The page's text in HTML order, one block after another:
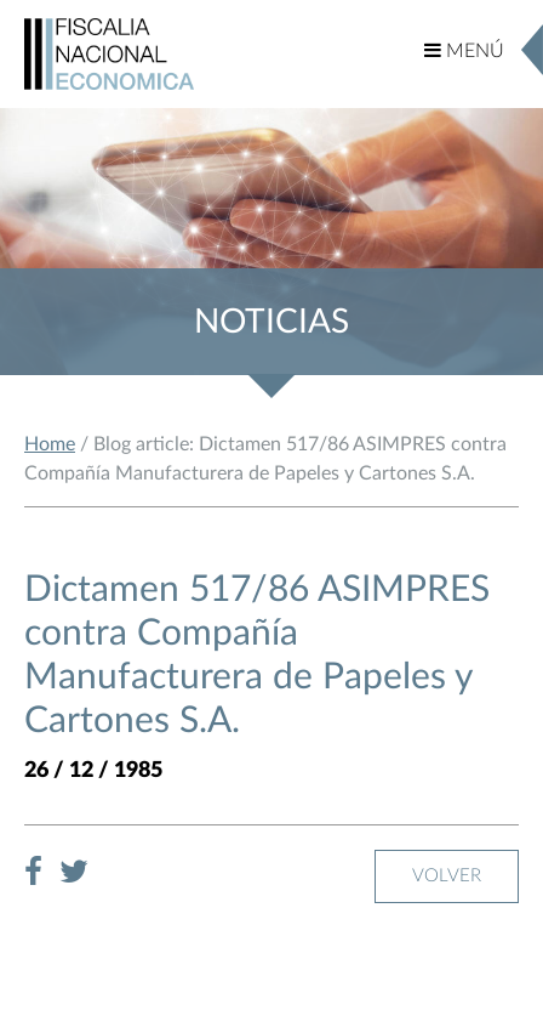
MENÚ
MENÚ
NOTICIAS
Home / Blog article: Dictamen 517/86 ASIMPRES contra
Compañía Manufacturera de Papeles y Cartones S.A.
Dictamen 517/86 ASIMPRES
contra Compañía
Manufacturera de Papeles y
Cartones S.A.
26 / 12 / 1985
VOLVER